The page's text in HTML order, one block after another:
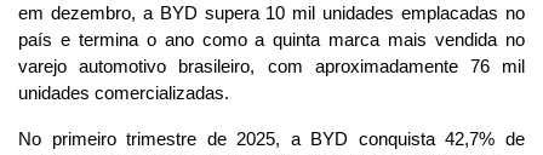
em dezembro, a BYD supera 10 mil unidades emplacadas no
país e termina o ano como a quinta marca mais vendida no
varejo automotivo brasileiro, com aproximadamente 76 mil
unidades comercializadas.
No primeiro trimestre de 2025, a BYD conquista 42,7% de